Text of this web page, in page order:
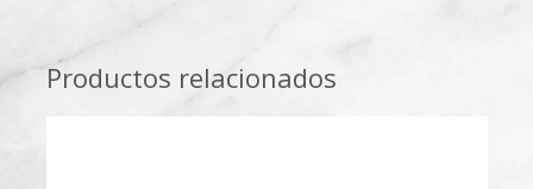
Productos relacionados